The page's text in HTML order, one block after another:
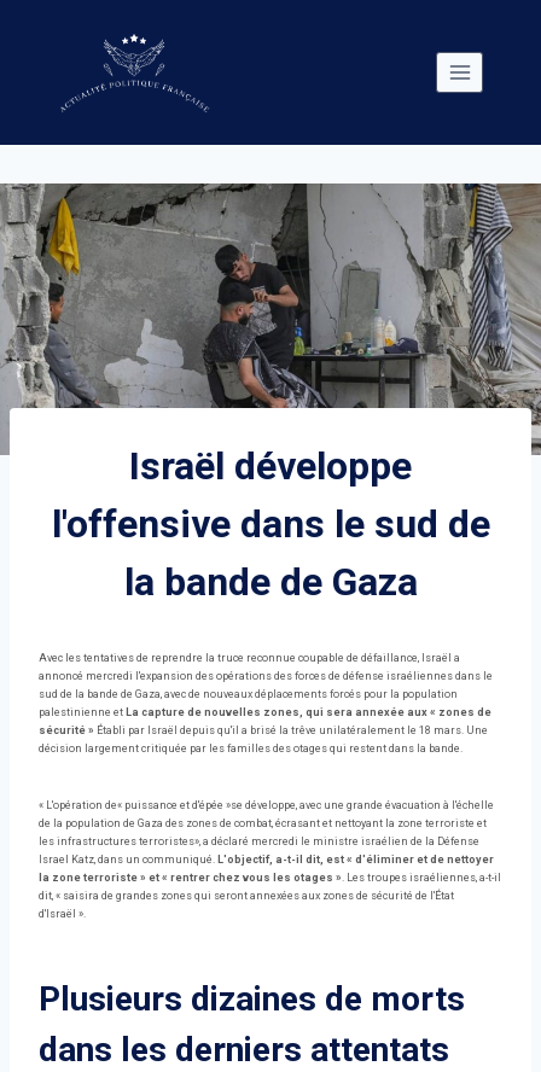
Israël développe
l'offensive dans le sud de
la bande de Gaza
Avec les tentatives de reprendre la truce reconnue coupable de défaillance, Israël a
annoncé mercredi l'expansion des opérations des forces de défense israéliennes dans le
sud de la bande de Gaza, avec de nouveaux déplacements forcés pour la population
palestinienne et La capture de nouvelles zones, qui sera annexée aux « zones de
sécurité » Établi par Israël depuis qu'il a brisé la trêve unilatéralement le 18 mars. Une
décision largement critiquée par les familles des otages qui restent dans la bande.
« L'opération de« puissance et d'épée »se développe, avec une grande évacuation à l'échelle
de la population de Gaza des zones de combat, écrasant et nettoyant la zone terroriste et
les infrastructures terroristes», a déclaré mercredi le ministre israélien de la Défense
Israel Katz, dans un communiqué. L'objectif, a-t-il dit, est « d'éliminer et de nettoyer
la zone terroriste » et « rentrer chez vous les otages ». Les troupes israéliennes, a-t-il
dit, « saisira de grandes zones qui seront annexées aux zones de sécurité de l'État
d'Israël ».
Plusieurs dizaines de morts
dans les derniers attentats